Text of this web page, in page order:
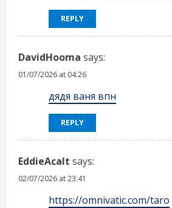
REPLY
DavidHooma says:
01/07/2026 at 04:26
дядя ваня впн
REPLY
EddieAcalt says:
02/07/2026 at 23:41
https://omnivatic.com/taro